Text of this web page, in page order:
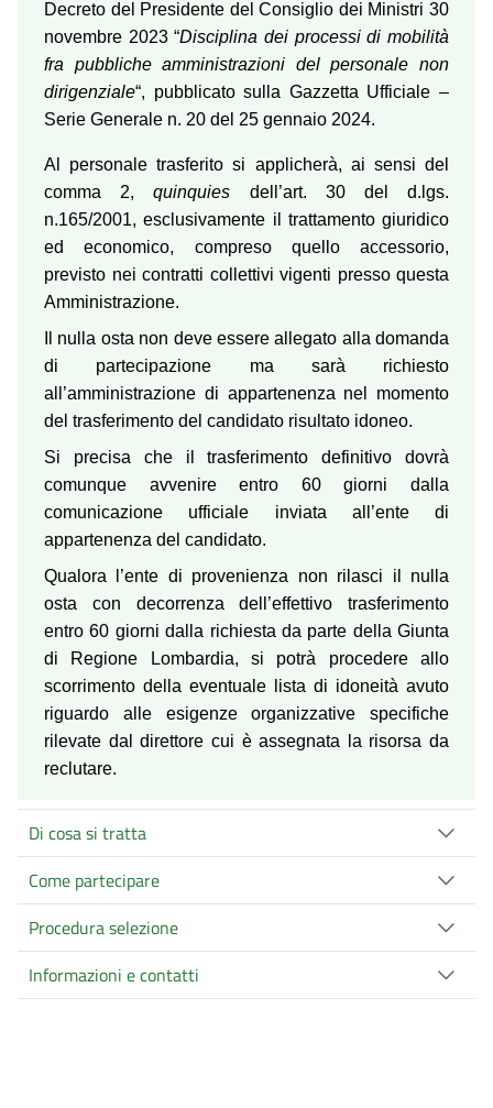
Decreto del Presidente del Consiglio dei Ministri 30
novembre 2023 “Disciplina dei processi di mobilità
fra pubbliche amministrazioni del personale non
dirigenziale“, pubblicato sulla Gazzetta Ufficiale –
Serie Generale n. 20 del 25 gennaio 2024.
Al personale trasferito si applicherà, ai sensi del
comma 2,quinquies dell’art. 30 del d.lgs.
n.165/2001, esclusivamente il trattamento giuridico
ed economico, compreso quello accessorio,
previsto nei contratti collettivi vigenti presso questa
Amministrazione.
Il nulla osta non deve essere allegato alla domanda
di partecipazione ma sarà richiesto
all’amministrazione di appartenenza nel momento
del trasferimento del candidato risultato idoneo.
Si precisa che il trasferimento definitivo dovrà
comunque avvenire entro 60 giorni dalla
comunicazione ufficiale inviata all’ente di
appartenenza del candidato.
Qualora l’ente di provenienza non rilasci il nulla
osta con decorrenza dell’effettivo trasferimento
entro 60 giorni dalla richiesta da parte della Giunta
di Regione Lombardia, si potrà procedere allo
scorrimento della eventuale lista di idoneità avuto
riguardo alle esigenze organizzative specifiche
rilevate dal direttore cui è assegnata la risorsa da
reclutare.
Di cosa si tratta
Come partecipare
Procedura selezione
Informazioni e contatti